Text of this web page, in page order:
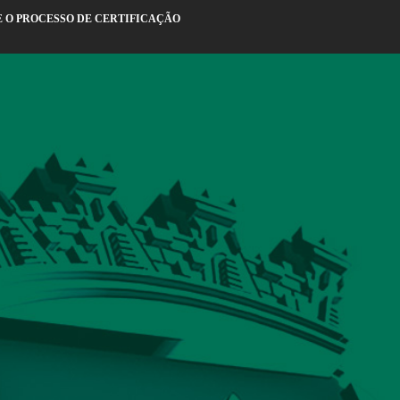
O PROCESSO DE CERTIFICAÇÃO